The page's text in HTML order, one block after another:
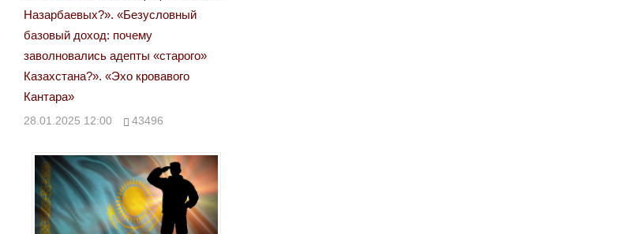
Назарбаевых?». «Безусловный
базовый доход: почему
заволновались адепты «старого»
Казахстана?». «Эхо кровавого
Кантара»
28.01.2025 12:00 43496